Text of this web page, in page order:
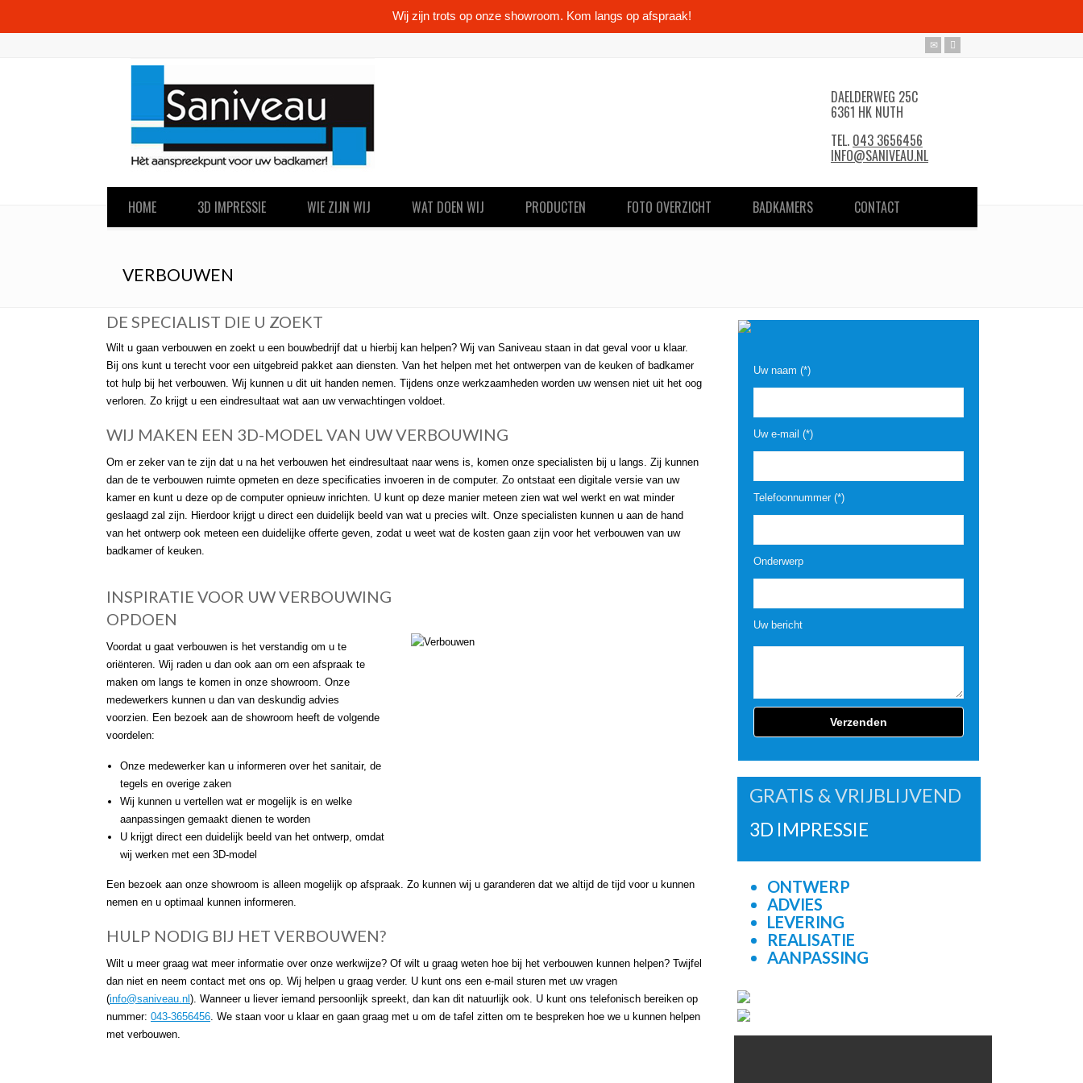
Wij zijn trots op onze showroom. Kom langs op afspraak!
DAELDERWEG 25C
6361 HK NUTH
TEL. 043 3656456
INFO@SANIVEAU.NL
HOME 3D IMPRESSIE WIE ZIJN WIJ WAT DOEN WIJ PRODUCTEN FOTO OVERZICHT BADKAMERS CONTACT
VERBOUWEN
DE SPECIALIST DIE U ZOEKT
Wilt u gaan verbouwen en zoekt u een bouwbedrijf dat u hierbij kan helpen? Wij van Saniveau staan in dat geval voor u klaar.
Bij ons kunt u terecht voor een uitgebreid pakket aan diensten. Van het helpen met het ontwerpen van de keuken of badkamer
tot hulp bij het verbouwen. Wij kunnen u dit uit handen nemen. Tijdens onze werkzaamheden worden uw wensen niet uit het oog
verloren. Zo krijgt u een eindresultaat wat aan uw verwachtingen voldoet.
WIJ MAKEN EEN 3D-MODEL VAN UW VERBOUWING
Om er zeker van te zijn dat u na het verbouwen het eindresultaat naar wens is, komen onze specialisten bij u langs. Zij kunnen
dan de te verbouwen ruimte opmeten en deze specificaties invoeren in de computer. Zo ontstaat een digitale versie van uw
kamer en kunt u deze op de computer opnieuw inrichten. U kunt op deze manier meteen zien wat wel werkt en wat minder
geslaagd zal zijn. Hierdoor krijgt u direct een duidelijk beeld van wat u precies wilt. Onze specialisten kunnen u aan de hand
van het ontwerp ook meteen een duidelijke offerte geven, zodat u weet wat de kosten gaan zijn voor het verbouwen van uw
badkamer of keuken.
INSPIRATIE VOOR UW VERBOUWING
OPDOEN
Voordat u gaat verbouwen is het verstandig om u te
oriënteren. Wij raden u dan ook aan om een afspraak te
maken om langs te komen in onze showroom. Onze
medewerkers kunnen u dan van deskundig advies
voorzien. Een bezoek aan de showroom heeft de volgende
voordelen:
Onze medewerker kan u informeren over het sanitair, de
tegels en overige zaken
Wij kunnen u vertellen wat er mogelijk is en welke
aanpassingen gemaakt dienen te worden
U krijgt direct een duidelijk beeld van het ontwerp, omdat
wij werken met een 3D-model
Een bezoek aan onze showroom is alleen mogelijk op afspraak. Zo kunnen wij u garanderen dat we altijd de tijd voor u kunnen
nemen en u optimaal kunnen informeren.
HULP NODIG BIJ HET VERBOUWEN?
Wilt u meer graag wat meer informatie over onze werkwijze? Of wilt u graag weten hoe bij het verbouwen kunnen helpen? Twijfel
dan niet en neem contact met ons op. Wij helpen u graag verder. U kunt ons een e-mail sturen met uw vragen
(info@saniveau.nl ). Wanneer u liever iemand persoonlijk spreekt, dan kan dit natuurlijk ook. U kunt ons telefonisch bereiken op
nummer: 043-3656456. We staan voor u klaar en gaan graag met u om de tafel zitten om te bespreken hoe we u kunnen helpen
met verbouwen.
Uw naam (*)
Uw e-mail (*)
Telefoonnummer (*)
Onderwerp
Uw bericht
GRATIS & VRIJBLIJVEND
3D IMPRESSIE
ONTWERP
ADVIES
LEVERING
REALISATIE
AANPASSING